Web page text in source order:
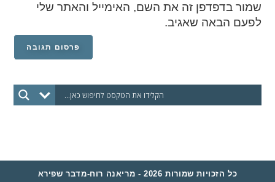
שמור בדפדפן זה את השם, האימייל והאתר שלי
לפעם הבאה שאגיב.
כל הזכויות שמורות 2026 - מריאנה רוח-מדבר שפירא